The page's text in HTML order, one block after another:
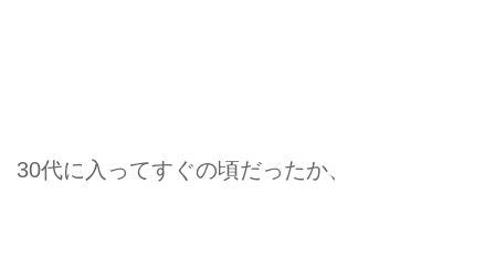
30代に入ってすぐの頃だったか、